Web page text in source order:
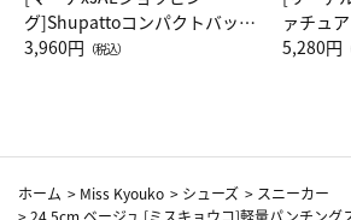
グ]Shupattoコンパクトバッグ
Drop JAL客室乗務員（LC）ス
3,960円 （税込）
ァチュ
ト（レッ
5,280円
ホーム > Miss Kyouko > シューズ > スニーカー